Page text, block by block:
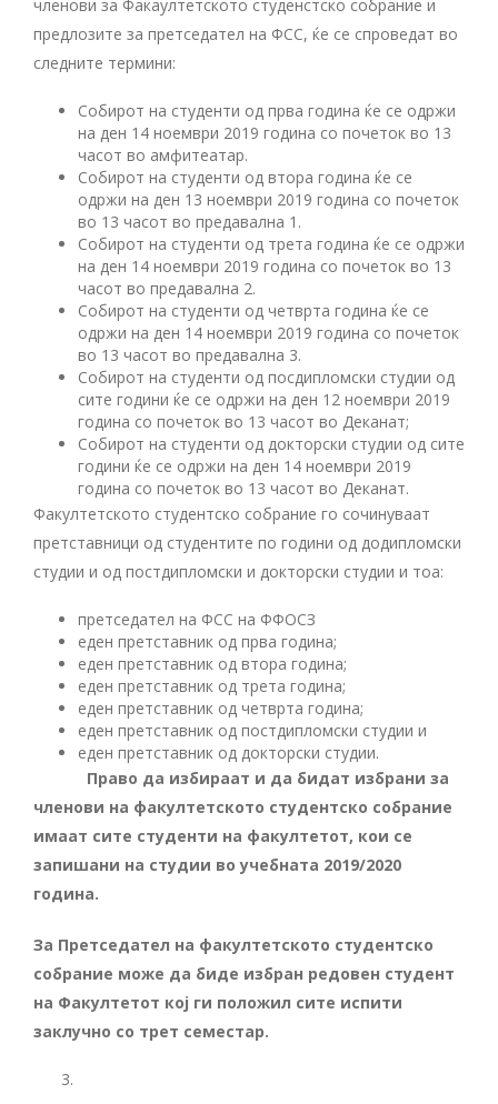
членови за Факаултетското студенстско собрание и
предлозите за претседател на ФСС, ќе се спроведат во
следните термини:
Собирот на студенти од прва година ќе се одржи
на ден 14 ноември 2019 година со почеток во 13
часот во амфитеатар.
Собирот на студенти од втора година ќе се
одржи на ден 13 ноември 2019 година со почеток
во 13 часот во предавална 1.
Собирот на студенти од трета година ќе се одржи
на ден 14 ноември 2019 година со почеток во 13
часот во предавална 2.
Собирот на студенти од четврта година ќе се
одржи на ден 14 ноември 2019 година со почеток
во 13 часот во предавална 3.
Собирот на студенти од посдипломски студии од
сите години ќе се одржи на ден 12 ноември 2019
година со почеток во 13 часот во Деканат;
Собирот на студенти од докторски студии од сите
години ќе се одржи на ден 14 ноември 2019
година со почеток во 13 часот во Деканат.
Факултетското студентско собрание го сочинуваат
претставници од студентите по години од додипломски
студии и од постдипломски и докторски студии и тоа:
претседател на ФСС на ФФОСЗ
еден претставник од прва година;
еден претставник од втора година;
еден претставник од трета година;
еден претставник од четврта година;
еден претставник од постдипломски студии и
еден претставник од докторски студии.
Право да избираат и да бидат избрани за
членови на факултетското студентско собрание
имаат сите студенти на факултетот, кои се
запишани на студии во учебната 2019/2020
година.
За Претседател на факултетското студентско
собрание може да биде избран редовен студент
на Факултетот кој ги положил сите испити
заклучно со трет семестар.